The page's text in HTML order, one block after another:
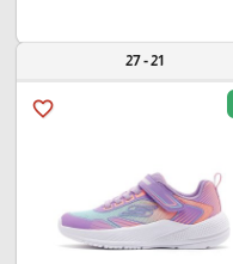
21 - 27
favorite_border